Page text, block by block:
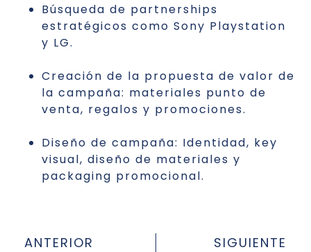
Búsqueda de partnerships
estratégicos como Sony Playstation
y LG.
Creación de la propuesta de valor de
la campaña: materiales punto de
venta, regalos y promociones.
Diseño de campaña: Identidad, key
visual, diseño de materiales y
packaging promocional.
ANTERIOR SIGUIENTE